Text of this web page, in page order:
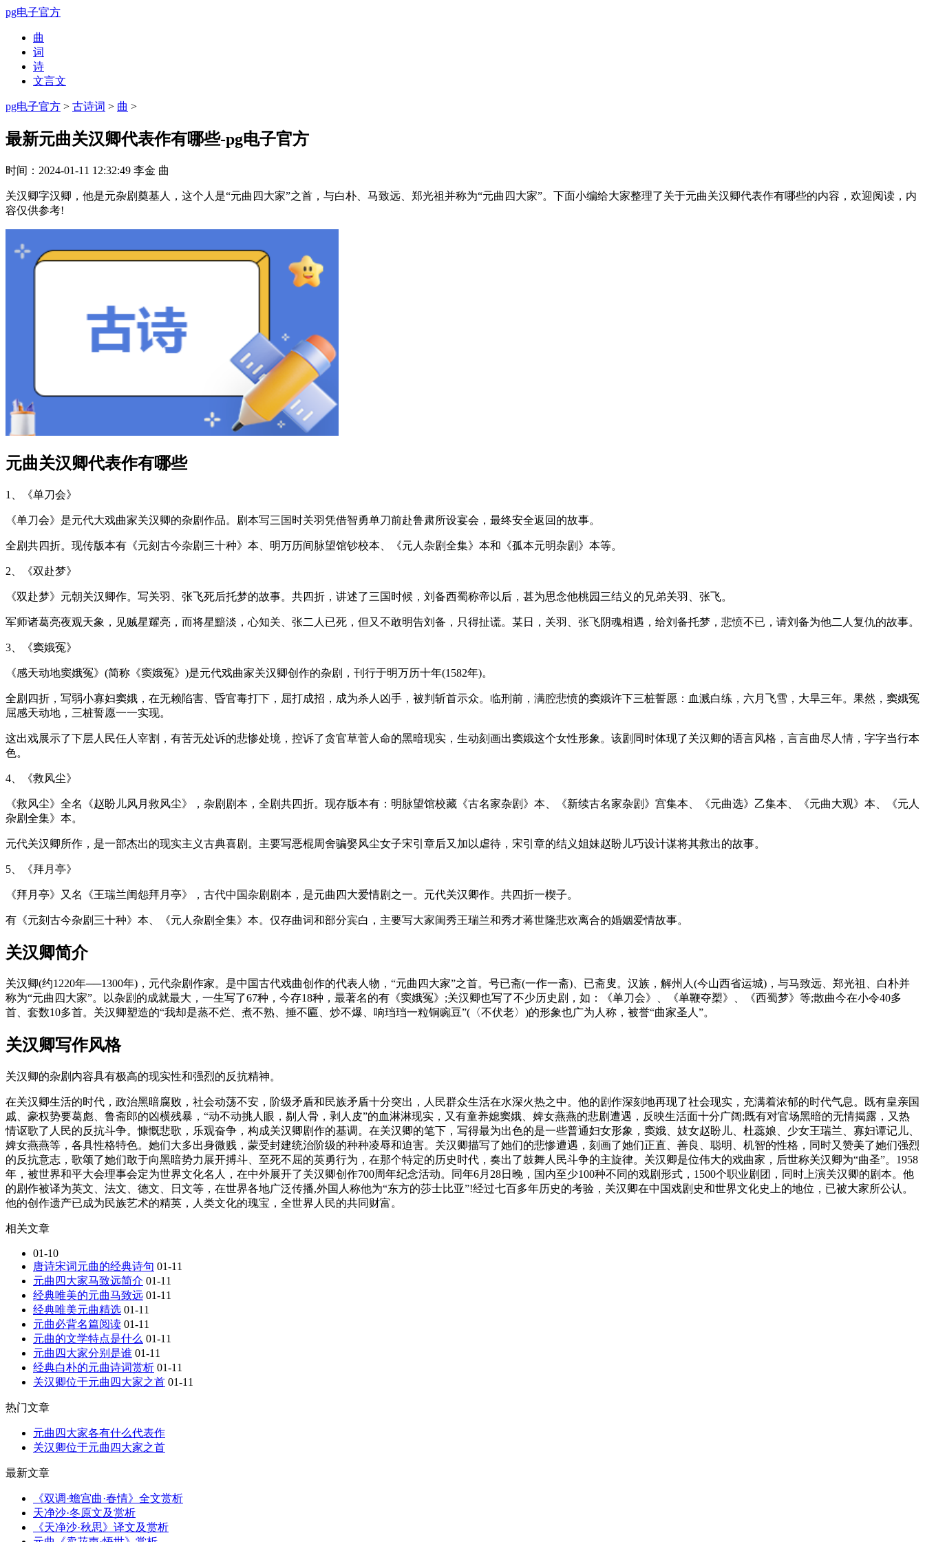
pg电子官方
曲
词
诗
文言文
pg电子官方 > 古诗词 > 曲 >
最新元曲关汉卿代表作有哪些-pg电子官方
时间： 2024-01-11 12:32:49 李金 曲
关汉卿字汉卿，他是元杂剧奠基人，这个人是“元曲四大家”之首，与白朴、马致远、郑光祖并称为“元曲四大家”。下面小编给大家整理了关于元曲关汉卿代表作有哪些的内容，欢迎阅读，内
容仅供参考!
元曲关汉卿代表作有哪些
1、《单刀会》
《单刀会》是元代大戏曲家关汉卿的杂剧作品。剧本写三国时关羽凭借智勇单刀前赴鲁肃所设宴会，最终安全返回的故事。
全剧共四折。现传版本有《元刻古今杂剧三十种》本、明万历间脉望馆钞校本、《元人杂剧全集》本和《孤本元明杂剧》本等。
2、《双赴梦》
《双赴梦》元朝关汉卿作。写关羽、张飞死后托梦的故事。共四折，讲述了三国时候，刘备西蜀称帝以后，甚为思念他桃园三结义的兄弟关羽、张飞。
军师诸葛亮夜观天象，见贼星耀亮，而将星黯淡，心知关、张二人已死，但又不敢明告刘备，只得扯谎。某日，关羽、张飞阴魂相遇，给刘备托梦，悲愤不已，请刘备为他二人复仇的故事。
3、《窦娥冤》
《感天动地窦娥冤》(简称《窦娥冤》)是元代戏曲家关汉卿创作的杂剧，刊行于明万历十年(1582年)。
全剧四折，写弱小寡妇窦娥，在无赖陷害、昏官毒打下，屈打成招，成为杀人凶手，被判斩首示众。临刑前，满腔悲愤的窦娥许下三桩誓愿：血溅白练，六月飞雪，大旱三年。果然，窦娥冤
屈感天动地，三桩誓愿一一实现。
这出戏展示了下层人民任人宰割，有苦无处诉的悲惨处境，控诉了贪官草菅人命的黑暗现实，生动刻画出窦娥这个女性形象。该剧同时体现了关汉卿的语言风格，言言曲尽人情，字字当行本
色。
4、《救风尘》
《救风尘》全名《赵盼儿风月救风尘》，杂剧剧本，全剧共四折。现存版本有：明脉望馆校藏《古名家杂剧》本、《新续古名家杂剧》宫集本、《元曲选》乙集本、《元曲大观》本、《元人
杂剧全集》本。
元代关汉卿所作，是一部杰出的现实主义古典喜剧。主要写恶棍周舍骗娶风尘女子宋引章后又加以虐待，宋引章的结义姐妹赵盼儿巧设计谋将其救出的故事。
5、《拜月亭》
《拜月亭》又名《王瑞兰闺怨拜月亭》，古代中国杂剧剧本，是元曲四大爱情剧之一。元代关汉卿作。共四折一楔子。
有《元刻古今杂剧三十种》本、《元人杂剧全集》本。仅存曲词和部分宾白，主要写大家闺秀王瑞兰和秀才蒋世隆悲欢离合的婚姻爱情故事。
关汉卿简介
关汉卿(约1220年──1300年)，元代杂剧作家。是中国古代戏曲创作的代表人物，“元曲四大家”之首。号已斋(一作一斋)、已斋叟。汉族，解州人(今山西省运城)，与马致远、郑光祖、白朴并
称为“元曲四大家”。以杂剧的成就最大，一生写了67种，今存18种，最著名的有《窦娥冤》;关汉卿也写了不少历史剧，如：《单刀会》、《单鞭夺槊》、《西蜀梦》等;散曲今在小令40多
首、套数10多首。关汉卿塑造的“我却是蒸不烂、煮不熟、捶不匾、炒不爆、响珰珰一粒铜豌豆”(〈不伏老〉)的形象也广为人称，被誉“曲家圣人”。
关汉卿写作风格
关汉卿的杂剧内容具有极高的现实性和强烈的反抗精神。
在关汉卿生活的时代，政治黑暗腐败，社会动荡不安，阶级矛盾和民族矛盾十分突出，人民群众生活在水深火热之中。他的剧作深刻地再现了社会现实，充满着浓郁的时代气息。既有皇亲国
戚、豪权势要葛彪、鲁斋郎的凶横残暴，“动不动挑人眼，剔人骨，剥人皮”的血淋淋现实，又有童养媳窦娥、婢女燕燕的悲剧遭遇，反映生活面十分广阔;既有对官场黑暗的无情揭露，又热
情讴歌了人民的反抗斗争。慷慨悲歌，乐观奋争，构成关汉卿剧作的基调。在关汉卿的笔下，写得最为出色的是一些普通妇女形象，窦娥、妓女赵盼儿、杜蕊娘、少女王瑞兰、寡妇谭记儿、
婢女燕燕等，各具性格特色。她们大多出身微贱，蒙受封建统治阶级的种种凌辱和迫害。关汉卿描写了她们的悲惨遭遇，刻画了她们正直、善良、聪明、机智的性格，同时又赞美了她们强烈
的反抗意志，歌颂了她们敢于向黑暗势力展开搏斗、至死不屈的英勇行为，在那个特定的历史时代，奏出了鼓舞人民斗争的主旋律。关汉卿是位伟大的戏曲家，后世称关汉卿为“曲圣”。1958
年，被世界和平大会理事会定为世界文化名人，在中外展开了关汉卿创作700周年纪念活动。同年6月28日晚，国内至少100种不同的戏剧形式，1500个职业剧团，同时上演关汉卿的剧本。他
的剧作被译为英文、法文、德文、日文等，在世界各地广泛传播,外国人称他为“东方的莎士比亚”!经过七百多年历史的考验，关汉卿在中国戏剧史和世界文化史上的地位，已被大家所公认。
他的创作遗产已成为民族艺术的精英，人类文化的瑰宝，全世界人民的共同财富。
相关文章
01-10
唐诗宋词元曲的经典诗句 01-11
元曲四大家马致远简介 01-11
经典唯美的元曲马致远 01-11
经典唯美元曲精选 01-11
元曲必背名篇阅读 01-11
元曲的文学特点是什么 01-11
元曲四大家分别是谁 01-11
经典白朴的元曲诗词赏析 01-11
关汉卿位于元曲四大家之首 01-11
热门文章
元曲四大家各有什么代表作
关汉卿位于元曲四大家之首
最新文章
《双调·蟾宫曲·春情》全文赏析
天净沙·冬原文及赏析
《天净沙·秋思》译文及赏析